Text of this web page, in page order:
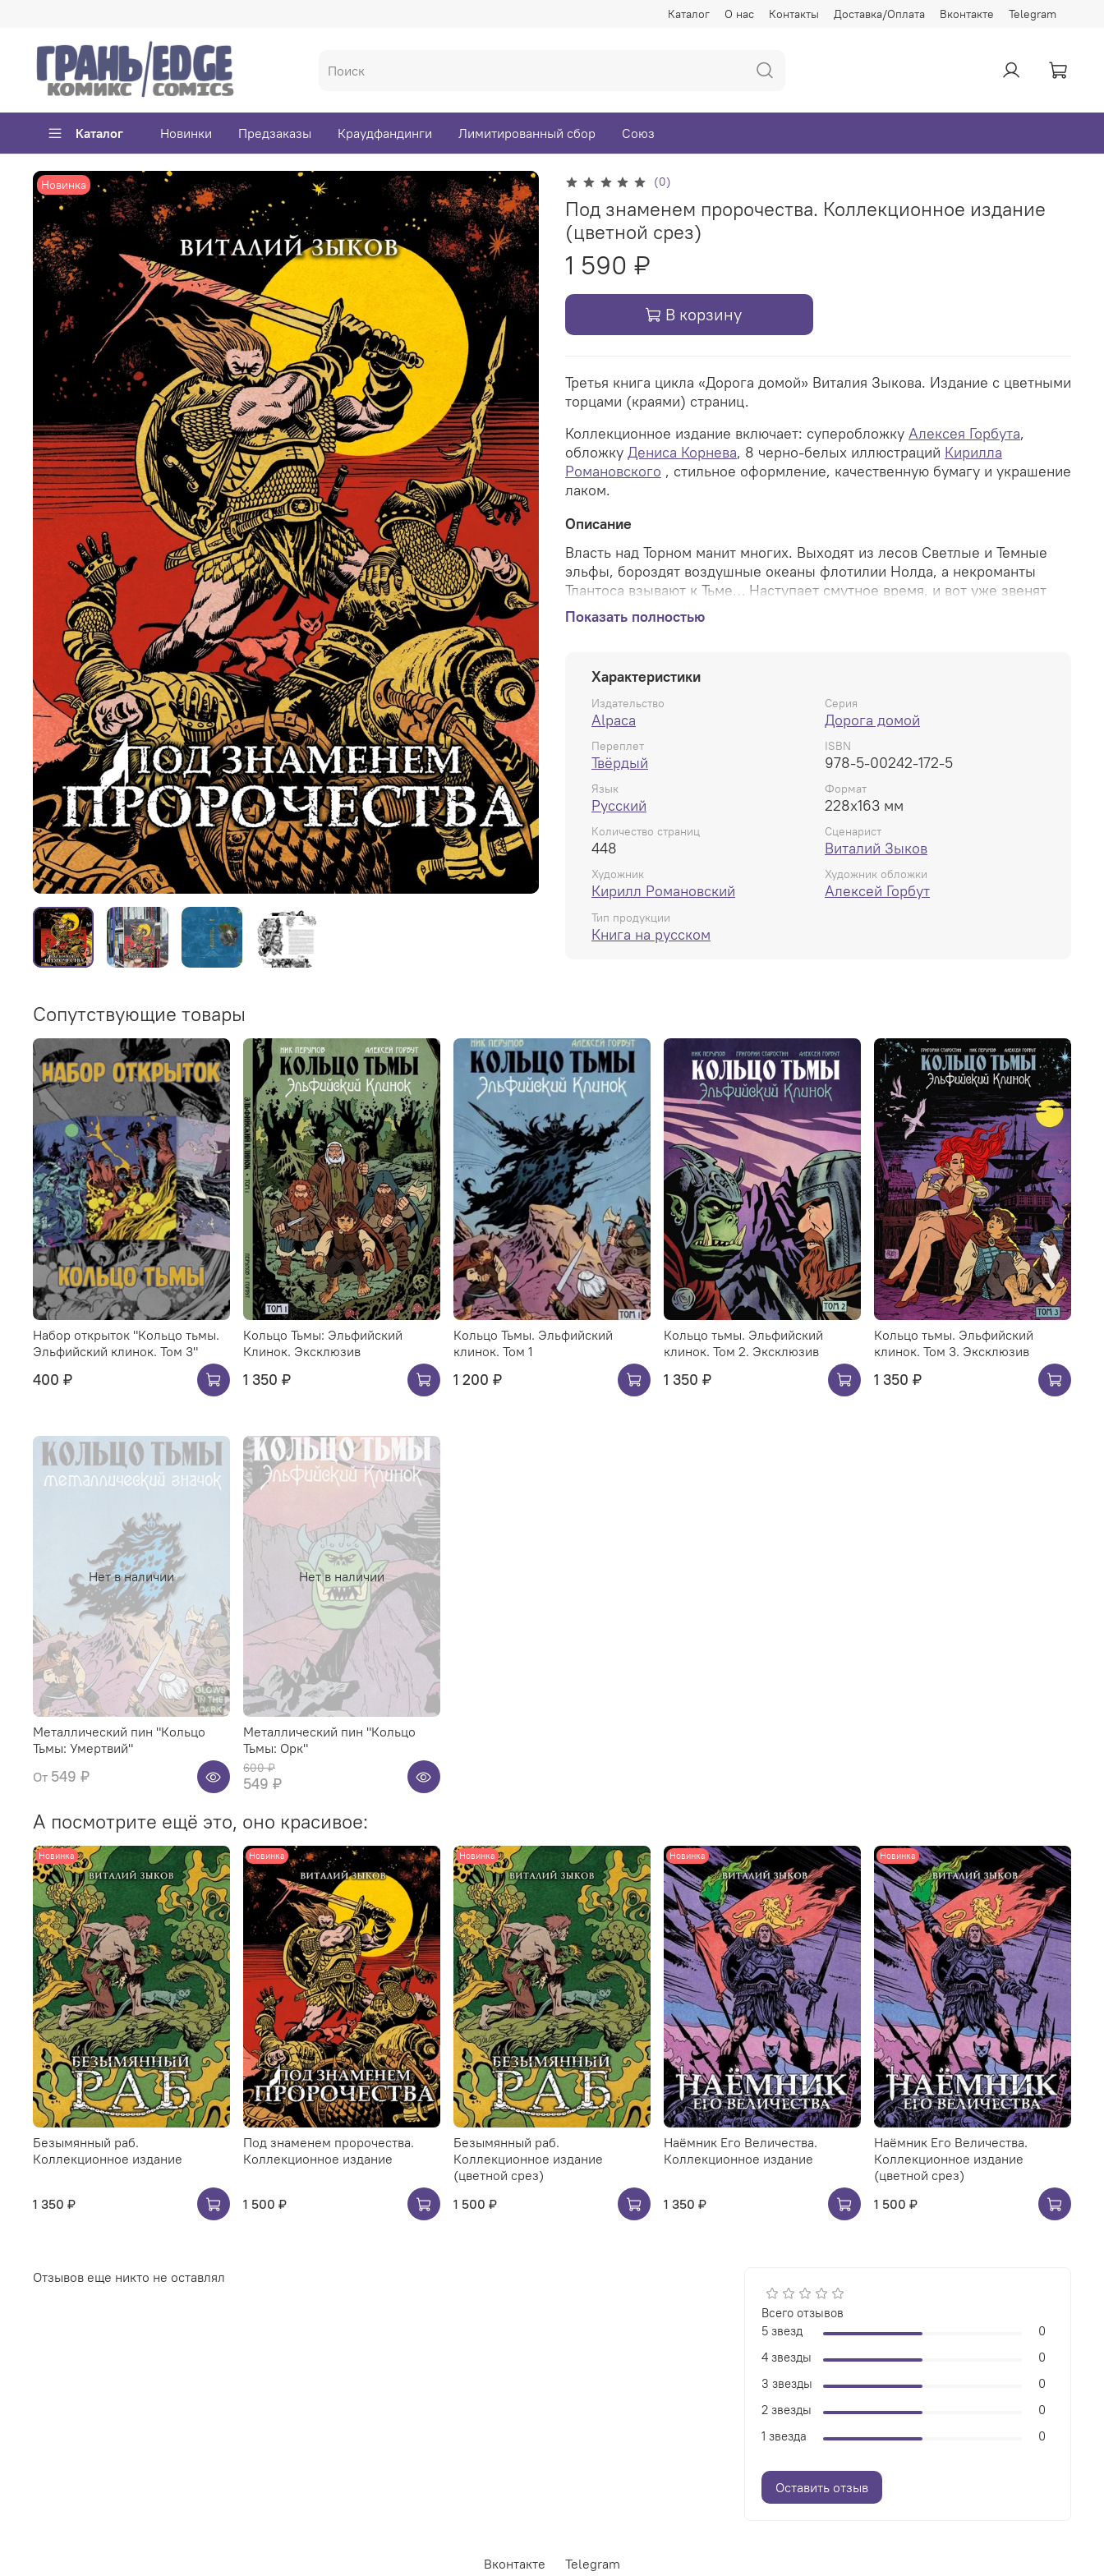
Каталог О нас Контакты Доставка/Оплата Вконтакте Telegram
Каталог Новинки Предзаказы Краудфандинги Лимитированный сбор Союз
Новинка (0)
Под знаменем пророчества. Коллекционное издание
(цветной срез)
1 590 ₽
В корзину
Третья книга цикла «Дорога домой» Виталия Зыкова. Издание с цветными
торцами (краями) страниц.
Коллекционное издание включает: суперобложку Алексея Горбута,
обложку Дениса Корнева, 8 черно-белых иллюстраций Кирилла
Романовского , стильное оформление, качественную бумагу и украшение
лаком.
Описание
Власть над Торном манит многих. Выходят из лесов Светлые и Темные
эльфы, бороздят воздушные океаны флотилии Нолда, а некроманты
Тлантоса взывают к Тьме… Наступает смутное время, и вот уже звенят
клинки в подземных городах гномов, а демоны Бездны штурмуют города
беззащитных смертных. В мире, где на ветру развевается знамя
свою актуальность. Об этом говорит множество изданий и допечаток, а
также продажи на электронных платформах. Первая книга серии была
удостоена престижной премии «Меч без имени», а суммарный тираж
всех бумажных копий цикла превышает 300 000 экземпляров.
Показать полностью
Характеристики
Издательство
Alpaca
Серия
Дорога домой
Переплет
Твёрдый
ISBN
978-5-00242-172-5
Язык
Русский
Формат
228х163 мм
Количество страниц
448
Сценарист
Виталий Зыков
Художник
Кирилл Романовский
Художник обложки
Алексей Горбут
Тип продукции
Книга на русском
Сопутствующие товары
Набор открыток "Кольцо тьмы.
Эльфийский клинок. Том 3"
400 ₽
Кольцо Тьмы: Эльфийский
Клинок. Эксклюзив
1 350 ₽
Кольцо Тьмы. Эльфийский
клинок. Том 1
1 200 ₽
Кольцо тьмы. Эльфийский
клинок. Том 2. Эксклюзив
1 350 ₽
Кольцо тьмы. Эльфийский
клинок. Том 3. Эксклюзив
1 350 ₽
Нет в наличии
Металлический пин "Кольцо
Тьмы: Умертвий"
От 549 ₽
Нет в наличии
Металлический пин "Кольцо
Тьмы: Орк"
600 ₽
549 ₽
А посмотрите ещё это, оно красивое:
Новинка
Безымянный раб.
Коллекционное издание
1 350 ₽
Новинка
Под знаменем пророчества.
Коллекционное издание
1 500 ₽
Новинка
Безымянный раб.
Коллекционное издание
(цветной срез)
1 500 ₽
Новинка
Наёмник Его Величества.
Коллекционное издание
1 350 ₽
Новинка
Наёмник Его Величества.
Коллекционное издание
(цветной срез)
1 500 ₽
Отзывов еще никто не оставлял
Всего отзывов
5 звезд
0
4 звезды
0
3 звезды
0
2 звезды
0
1 звезда
0
Оставить отзыв
Вконтакте Telegram